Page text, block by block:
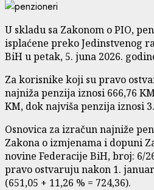
U skladu sa Zakonom o PIO,
isplaćene preko Jedinstvenog
BiH u petak, 5. juna 2026.
Za korisnike koji su pravo
najniža penzija iznosi 666,76
KM, dok najviša penzija iznosi
Osnovica za izračun najniže
Zakona o izmjenama i dopuni
novine Federacije BiH, broj: 6/
pravo ostvaruju nakon 1.
(651,05 + 11,26 % = 724,36).